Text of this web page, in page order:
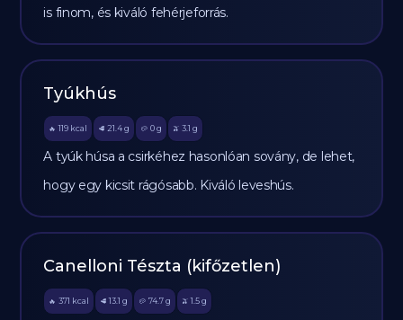
is finom, és kiváló fehérjeforrás.
Tyúkhús
🔥 119 kcal 🥩 21.4 g 🥔 0g 🫒 3.1 g
A tyúk húsa a csirkéhez hasonlóan sovány, de lehet,
hogy egy kicsit rágósabb. Kiváló leveshús.
Canelloni Tészta (kifőzetlen)
🔥 371 kcal 🥩 13.1 g 🥔 74.7g 🫒 1.5 g